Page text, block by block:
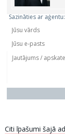
Sazināties ar aģentu:
Citi īpašumi šajā